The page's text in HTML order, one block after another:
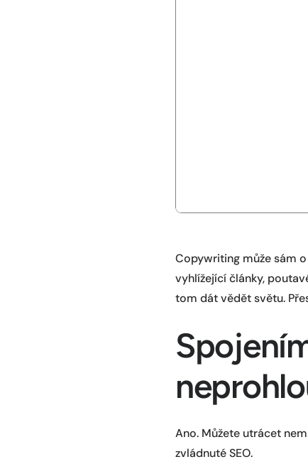
Copywriting může sám
vyhlížející články,
tom dát vědět světu.
Ano. Můžete utrácet
zvládnuté SEO.